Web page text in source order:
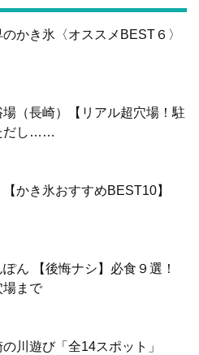
のかき氷〈オススメBEST６〉
場（長崎）【リアル超穴場！駐
だし……
かき氷おすすめBEST10】
ん 【後悔ナシ】必食９選！
場まで
の川遊び「全14スポット」